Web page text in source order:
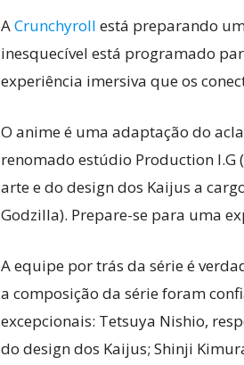
ACrunchyroll está preparando
inesquecível está programado
experiência imersiva que os
O anime é uma adaptação do
renomado estúdio Production I.G
arte e do design dos Kaijus a
Godzilla). Prepare-se para uma
A equipe por trás da série é
a composição da série foram
excepcionais: Tetsuya Nishio,
do design dos Kaijus; Shinji